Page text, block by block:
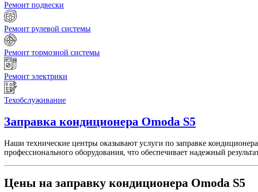
Ремонт подвески
Ремонт рулевой системы
Ремонт тормозной системы
Ремонт электрики
Техобслуживание
Заправка кондиционера Omoda S5
Наши технические центры оказывают услуги по заправке
профессионального оборудования, что обеспечивает надежный
Цены на заправку кондиционера Omoda S5